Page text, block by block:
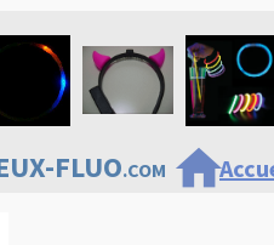
FLUO.COMhome